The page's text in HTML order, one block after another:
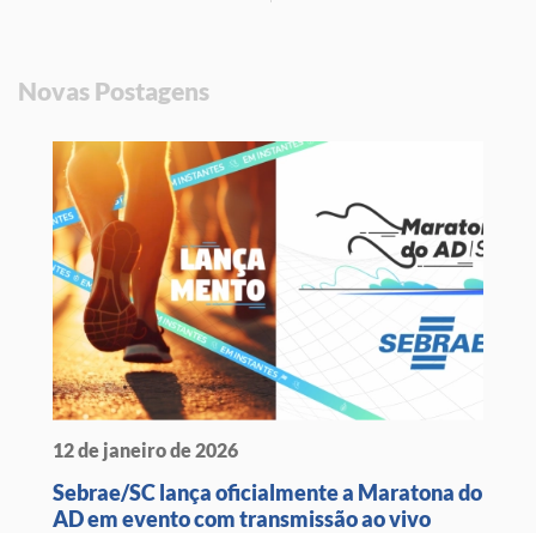
sua empresa
Novas Postagens
12 de janeiro de 2026
Sebrae/SC lança oficialmente a Maratona do
AD em evento com transmissão ao vivo